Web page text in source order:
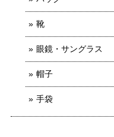
靴
眼鏡・サングラス
帽子
手袋